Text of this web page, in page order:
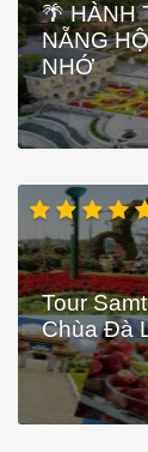
🌴 HÀNH
NẴNG
NHỚ
Tour
Chùa Đà